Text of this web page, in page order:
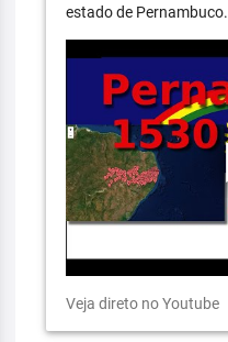
estado de Pernambuco.
Veja direto no Youtube